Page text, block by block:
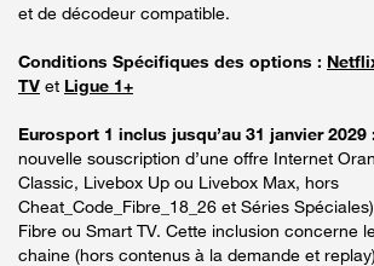
et de décodeur compatible.
Conditions Spécifiques des options :
TV et Ligue 1+
Eurosport 1 inclus jusqu’au 31 janvier 2029 :
nouvelle souscription d’une offre Internet
Classic, Livebox Up ou Livebox Max, hors
Cheat_Code_Fibre_18_26 et Séries
Fibre ou Smart TV. Cette inclusion concerne
chaine (hors contenus à la demande et